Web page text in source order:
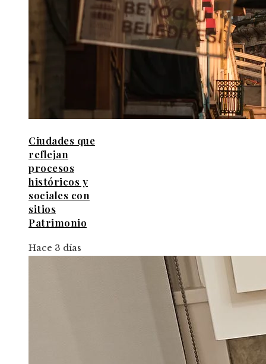
Ciudades que
reflejan
procesos
históricos y
sociales con
sitios
Patrimonio
Hace 3 días